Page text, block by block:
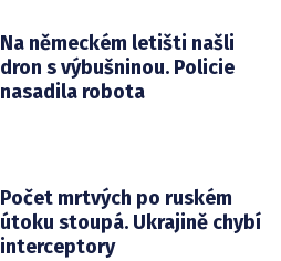
Na německém letišti našli
dron s výbušninou. Policie
nasadila robota
Počet mrtvých po ruském
útoku stoupá. Ukrajině chybí
interceptory